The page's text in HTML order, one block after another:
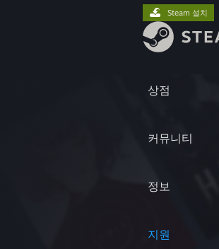
상점
커뮤니티
정보
지원
Steam 설치